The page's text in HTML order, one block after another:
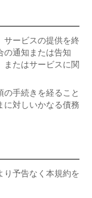
サービスの提供を終
の通知または告知
またはサービスに関
の手続きを経ること
に対しいかなる債務
り予告なく本規約を